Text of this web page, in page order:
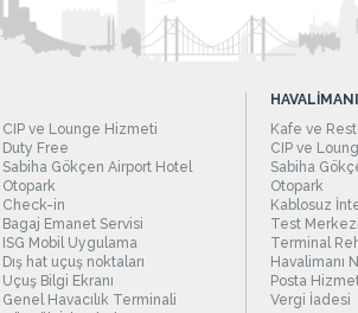
CIP ve Lounge Hizmeti
Duty Free
Sabiha Gökçen Airport Hotel
Otopark
Check-in
Bagaj Emanet Servisi
ISG Mobil Uygulama
Dış hat uçuş noktaları
Uçuş Bilgi Ekranı
Genel Havacılık Terminali
Kafe ve
CIP ve
Sabiha
Otopark
Kablosuz
Test Merkezi
Terminal
Havalimanı
Posta
Vergi İadesi